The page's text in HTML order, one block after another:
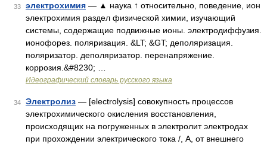
33 электрохимия — ▲ наука ↑ относительно, поведение, ион
электрохимия раздел физической химии, изучающий
системы, содержащие подвижные ионы. электродиффузия.
ионофорез. поляризация. &LT; &GT; деполяризация.
поляризатор. деполяризатор. перенапряжение.
коррозия.&#8230; …
Идеографический словарь русского языка
34 Электролиз — [electrolysis] совокупность процессов
электрохимического окисления восстановления,
происходящих на погруженных в электролит электродах
при прохождении электрического тока /, А, от внешнего